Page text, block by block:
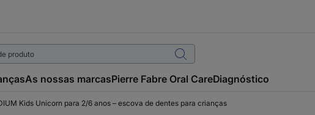
As nossas marcasPierre Fabre Oral CareDiagnóstico
Kids Unicorn para 2/6 anos – escova de dentes para crianças